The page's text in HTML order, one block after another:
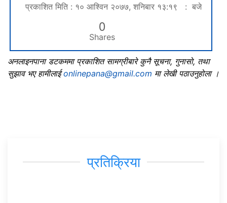
प्रकाशित मिति : १० आश्विन २०७७, शनिबार १३:१९ : बजे
0
Shares
अनलाइनपाना डटकममा प्रकाशित सामग्रीबारे कुनै सूचना, गुनासो, तथा
सुझाव भए हामीलाईonlinepana@gmail.com मा लेखी पठाउनुहोला ।
प्रतिक्रिया